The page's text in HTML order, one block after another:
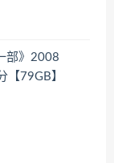
部》2008
【79GB】